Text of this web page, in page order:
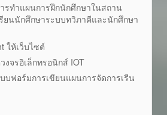
รทำแผนการฝึกนักศึกษาในสถาน
ยนนักศึกษาระบบทวิภาคีและนักศึกษา
ให้เว็บไซต์
งจรอิเล็กทรอนิกส์ IOT
บฟอร์มการเขียนแผนการจัดการเรีน